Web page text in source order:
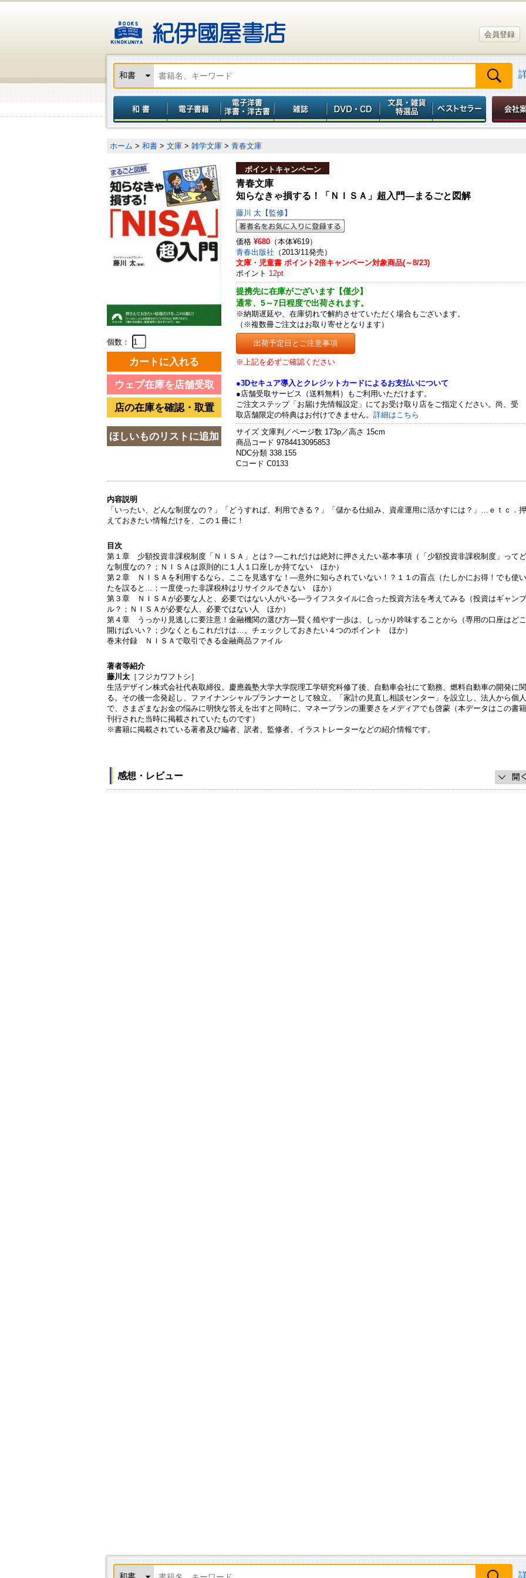
会員登録
ホーム > 和書 > 文庫 > 雑学文庫 > 青春文庫
個数：
ポイントキャンペーン
青春文庫
知らなきゃ損する！「ＮＩＳＡ」超入門―まるごと図解
藤川 太【監修】
価格 ¥680 （本体¥619）
青春出版社 （2013/11発売）
文庫・児童書 ポイント2倍キャンペーン対象商品(～8/23)
ポイント 12pt
提携先に在庫がございます【僅少】
通常、5～7日程度で出荷されます。
※納期遅延や、在庫切れで解約させていただく場合もございます。
（※複数冊ご注文はお取り寄せとなります）
出荷予定日とご注意事項
※上記を必ずご確認ください
●3Dセキュア導入とクレジットカードによるお支払いについて
●店舗受取サービス（送料無料）もご利用いただけます。
ご注文ステップ「お届け先情報設定」にてお受け取り店をご指定ください。尚、受
取店舗限定の特典はお付けできません。 詳細はこちら
サイズ 文庫判／ページ数 173p／高さ 15cm
商品コード 9784413095853
NDC分類 338.155
Cコード C0133
内容説明
「いったい、どんな制度なの？」「どうすれば、利用できる？」「儲かる仕組み、資産運用に活かすには？」…ｅｔｃ．
えておきたい情報だけを、この１冊に！
目次
第１章 少額投資非課税制度「ＮＩＳＡ」とは？―これだけは絶対に押さえたい基本事項（「少額投資非課税制度」って
な制度なの？；ＮＩＳＡは原則的に１人１口座しか持てない ほか）
第２章 ＮＩＳＡを利用するなら、ここを見逃すな！―意外に知らされていない！？１１の盲点（たしかにお得！でも使
たを誤ると…；一度使った非課税枠はリサイクルできない ほか）
第３章 ＮＩＳＡが必要な人と、必要ではない人がいる―ライフスタイルに合った投資方法を考えてみる（投資はギャンブ
ル？；ＮＩＳＡが必要な人、必要ではない人 ほか）
第４章 うっかり見逃しに要注意！金融機関の選び方―賢く殖やす一歩は、しっかり吟味することから（専用の口座はど
開けばいい？；少なくともこれだけは…。チェックしておきたい４つのポイント ほか）
巻末付録 ＮＩＳＡで取引できる金融商品ファイル
著者等紹介
藤川太 ［フジカワフトシ］
生活デザイン株式会社代表取締役。慶應義塾大学大学院理工学研究科修了後、自動車会社にて勤務、燃料自動車の開発に
る。その後一念発起し、ファイナンシャルプランナーとして独立。「家計の見直し相談センター」を設立し、法人から個
で、さまざまなお金の悩みに明快な答えを出すと同時に、マネープランの重要さをメディアでも啓蒙（本データはこの書
刊行された当時に掲載されていたものです）
※書籍に掲載されている著者及び編者、訳者、監修者、イラストレーターなどの紹介情報です。
感想・レビュー